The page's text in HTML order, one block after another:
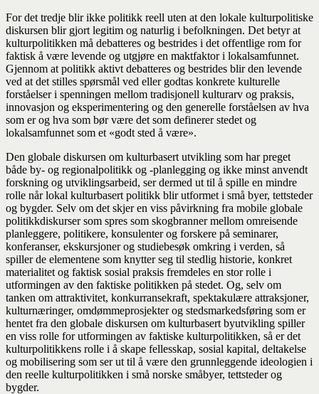
For det tredje blir ikke politikk reell uten at den lokale kulturpolitiske
diskursen blir gjort legitim og naturlig i befolkningen. Det betyr at
kulturpolitikken må debatteres og bestrides i det offentlige rom for
faktisk å være levende og utgjøre en maktfaktor i lokalsamfunnet.
Gjennom at politikk aktivt debatteres og bestrides blir den levende
ved at det stilles spørsmål ved eller godtas konkrete kulturelle
forståelser i spenningen mellom tradisjonell kulturarv og praksis,
innovasjon og eksperimentering og den generelle forståelsen av hva
som er og hva som bør være det som definerer stedet og
lokalsamfunnet som et «godt sted å være».
Den globale diskursen om kulturbasert utvikling som har preget
både by- og regionalpolitikk og -planlegging og ikke minst anvendt
forskning og utviklingsarbeid, ser dermed ut til å spille en mindre
rolle når lokal kulturbasert politikk blir utformet i små byer, tettsteder
og bygder. Selv om det skjer en viss påvirkning fra mobile globale
politikkdiskurser som spres som skogbranner mellom omreisende
planleggere, politikere, konsulenter og forskere på seminarer,
konferanser, ekskursjoner og studiebesøk omkring i verden, så
spiller de elementene som knytter seg til stedlig historie, konkret
materialitet og faktisk sosial praksis fremdeles en stor rolle i
utformingen av den faktiske politikken på stedet. Og, selv om
tanken om attraktivitet, konkurransekraft, spektakulære attraksjoner,
kulturnæringer, omdømmeprosjekter og stedsmarkedsføring som er
hentet fra den globale diskursen om kulturbasert byutvikling spiller
en viss rolle for utformingen av faktiske kulturpolitikken, så er det
kulturpolitikkens rolle i å skape fellesskap, sosial kapital, deltakelse
og mobilisering som ser ut til å være den grunnleggende ideologien i
den reelle kulturpolitikken i små norske småbyer, tettsteder og
bygder.